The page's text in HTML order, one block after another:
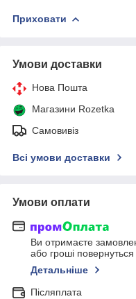
Приховати
Умови доставки
Нова Пошта
Магазини Rozetka
Самовивіз
Всі умови доставки
Умови оплати
Ви отримаєте
або гроші
Детальніше
Післяплата